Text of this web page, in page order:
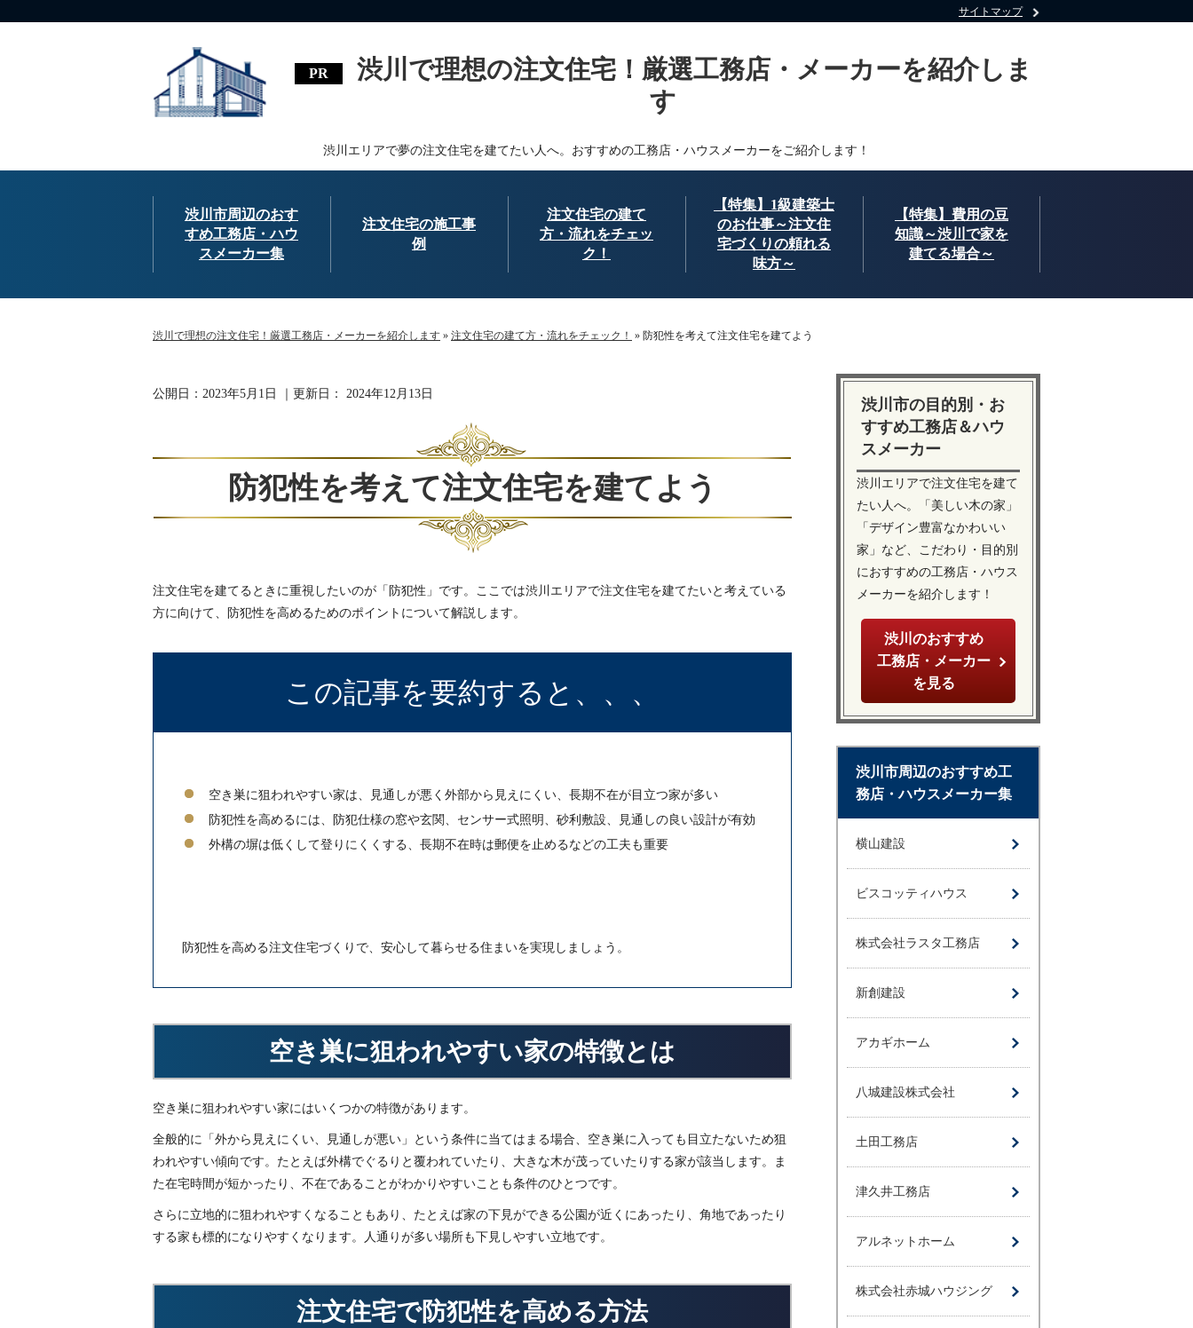
渋川で理想の注文住宅！厳選工務店・メーカーを紹介しま
す
渋川エリアで夢の注文住宅を建てたい人へ。おすすめの工務店・ハウスメーカーをご紹介します！
サイトマップ
渋川市周辺のおす
すめ工務店・ハウ
スメーカー集
注文住宅の施工事
例
注文住宅の建て
方・流れをチェッ
ク！
【特集】1級建築士
のお仕事～注文住
宅づくりの頼れる
味方～
【特集】費用の豆
知識～渋川で家を
建てる場合～
渋川で理想の注文住宅！厳選工務店・メーカーを紹介します » 注文住宅の建て方・流れをチェック！ » 防犯性を考えて注文住宅を建てよう
公開日： 2023年5月1日 ｜更新日： 2024年12月13日
防犯性を考えて注文住宅を建てよう
注文住宅を建てるときに重視したいのが「防犯性」です。ここでは渋川エリアで注文住宅を建てたいと考えている
方に向けて、防犯性を高めるためのポイントについて解説します。
この記事を要約すると、、、
空き巣に狙われやすい家は、見通しが悪く外部から見えにくい、長期不在が目立つ家が多い
防犯性を高めるには、防犯仕様の窓や玄関、センサー式照明、砂利敷設、見通しの良い設計が有効
外構の塀は低くして登りにくくする、長期不在時は郵便を止めるなどの工夫も重要
防犯性を高める注文住宅づくりで、安心して暮らせる住まいを実現しましょう。
空き巣に狙われやすい家の特徴とは
空き巣に狙われやすい家にはいくつかの特徴があります。
全般的に「外から見えにくい、見通しが悪い」という条件に当てはまる場合、空き巣に入っても目立たないため狙
われやすい傾向です。たとえば外構でぐるりと覆われていたり、大きな木が茂っていたりする家が該当します。ま
た在宅時間が短かったり、不在であることがわかりやすいことも条件のひとつです。
さらに立地的に狙われやすくなることもあり、たとえば家の下見ができる公園が近くにあったり、角地であったり
する家も標的になりやすくなります。人通りが多い場所も下見しやすい立地です。
注文住宅で防犯性を高める方法
渋川市の目的別・お
すすめ工務店＆ハウ
スメーカー
渋川エリアで注文住宅を建て
たい人へ。「美しい木の家」
「デザイン豊富なかわいい
家」など、こだわり・目的別
におすすめの工務店・ハウス
メーカーを紹介します！
渋川のおすすめ
工務店・メーカー
を見る
渋川市周辺のおすすめ工
務店・ハウスメーカー集
横山建設
ビスコッティハウス
株式会社ラスタ工務店
新創建設
アカギホーム
八城建設株式会社
土田工務店
津久井工務店
アルネットホーム
株式会社赤城ハウジング